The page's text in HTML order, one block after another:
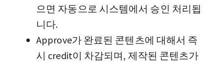
으면 자동으로 시스템에서 승인 처리됩
니다.
Approve가 완료된 콘텐츠에 대해서 즉
시 credit이 차감되며, 제작된 콘텐츠가